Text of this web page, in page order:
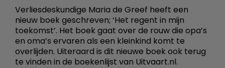
Verliesdeskundige Maria de Greef heeft een
nieuw boek geschreven; ‘Het regent in mijn
toekomst’. Het boek gaat over de rouw die opa’s
en oma’s ervaren als een kleinkind komt te
overlijden. Uiteraard is dit nieuwe boek ook terug
te vinden in de boekenlijst van Uitvaart.nl.